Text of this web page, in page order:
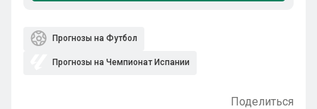
Прогнозы на Футбол
Прогнозы на Чемпионат Испании
Поделиться